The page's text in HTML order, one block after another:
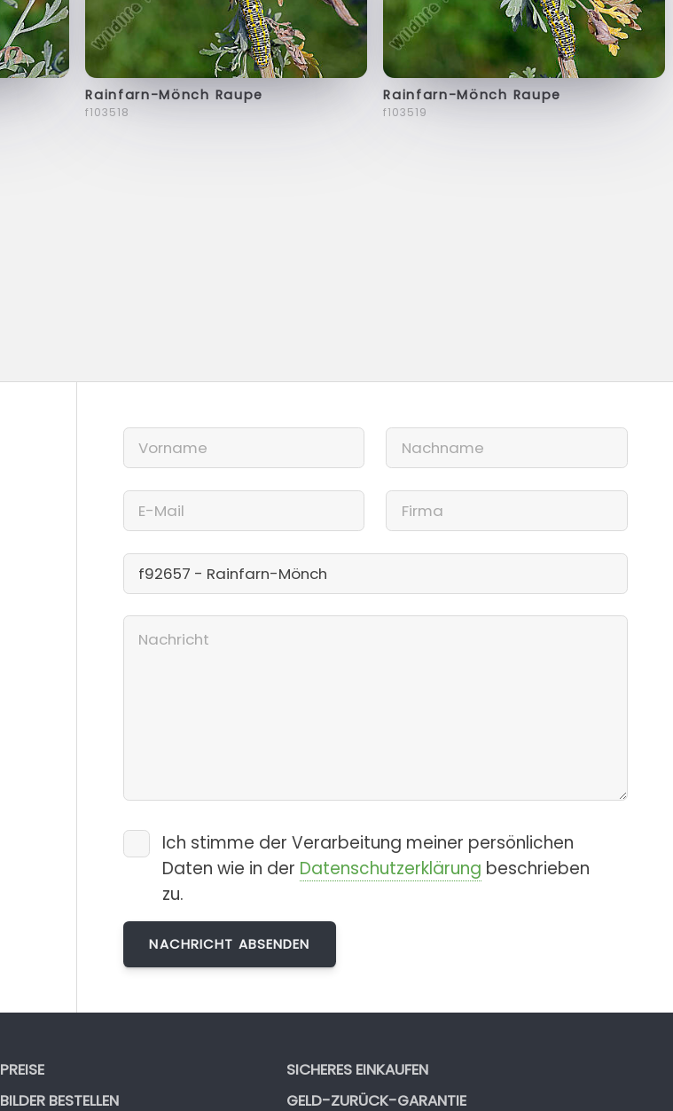
Rainfarn-Mönch Raupe
f103518
Rainfarn-Mönch Raupe
f103519
Ich stimme der Verarbeitung meiner persönlichen
Daten wie in der Datenschutzerklärung beschrieben
zu.
PREISE
BILDER BESTELLEN
SICHERES EINKAUFEN
GELD-ZURÜCK-GARANTIE